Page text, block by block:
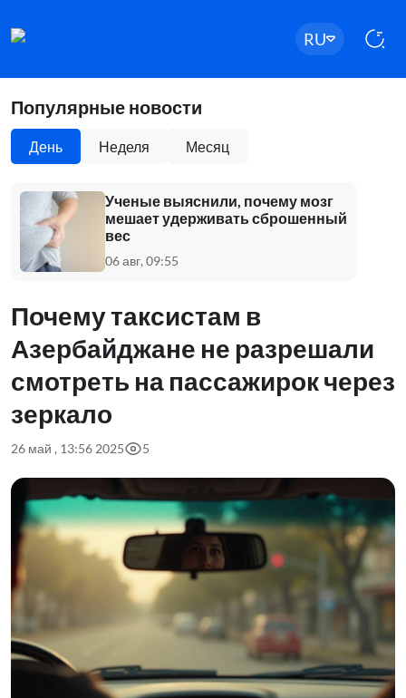
RU
Популярные новости
День Неделя Месяц
Ученые выяснили, почему мозг
мешает удерживать сброшенный
вес
06 авг, 09:55
Почему таксистам в
Азербайджане не разрешали
смотреть на пассажирок через
зеркало
26 май , 13:56 2025 5